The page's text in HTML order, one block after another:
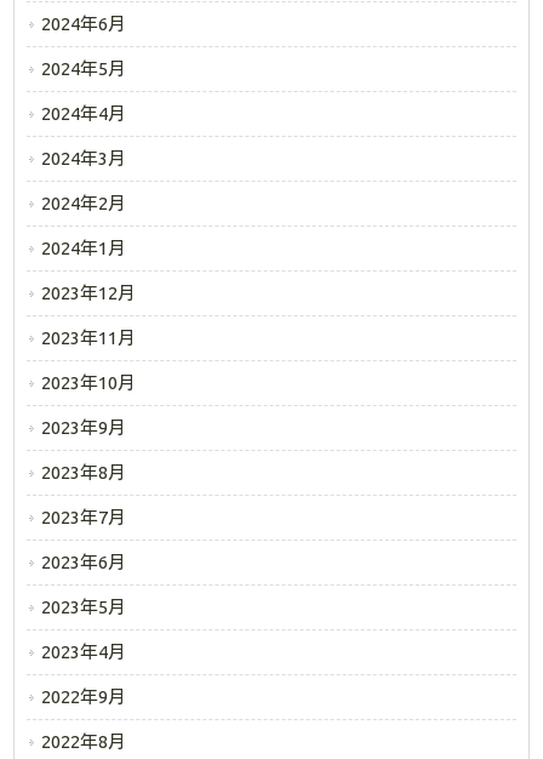
2024年6月
2024年5月
2024年4月
2024年3月
2024年2月
2024年1月
2023年12月
2023年11月
2023年10月
2023年9月
2023年8月
2023年7月
2023年6月
2023年5月
2023年4月
2022年9月
2022年8月